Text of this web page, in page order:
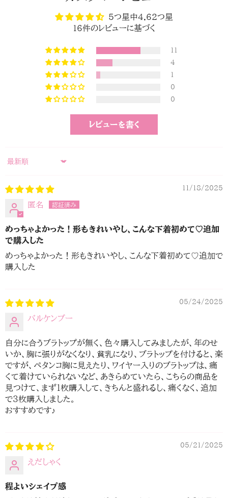
5つ星中4.62つ星
16件のレビューに基づく
4
0
0
レビューを書く
Sort By
11/18/2025
匿名
めっちゃよかった！形もきれいやし、こんな下着初めて♡追加
で購入した
めっちゃよかった！形もきれいやし、こんな下着初めて♡追加で
購入した
05/24/2025
バルケンブー
自分に合うブラトップが無く、色々購入してみましたが、年のせ
いか、胸に張りがなくなり、貧乳になり、ブラトップを付けると、楽
ですが、ペタンコ胸に見えたり、ワイヤー入りのブラトップは、痛
くて着けていられないなど、あきらめていたら、こちらの商品を
見つけて、まず１枚購入して、きちんと盛れるし、痛くなく、追加
で３枚購入しました。
おすすめです♪
05/21/2025
えだしゃく
程よいシェイプ感